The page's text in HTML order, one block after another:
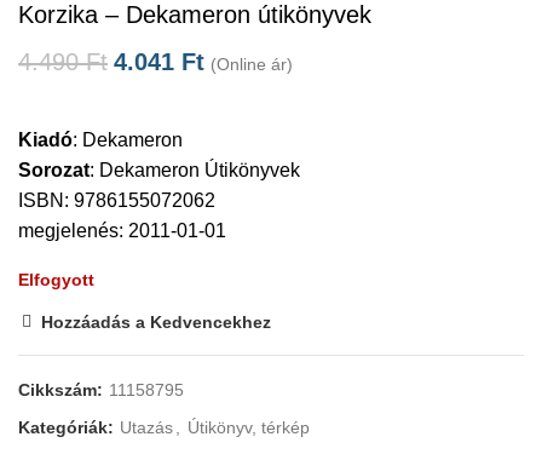
Korzika – Dekameron útikönyvek
4.490Ft 4.041 Ft (Online ár)
Kiadó: Dekameron
Sorozat: Dekameron Útikönyvek
ISBN: 9786155072062
megjelenés: 2011-01-01
Elfogyott
Hozzáadás a Kedvencekhez
Cikkszám: 11158795
Kategóriák: Utazás, Útikönyv, térkép